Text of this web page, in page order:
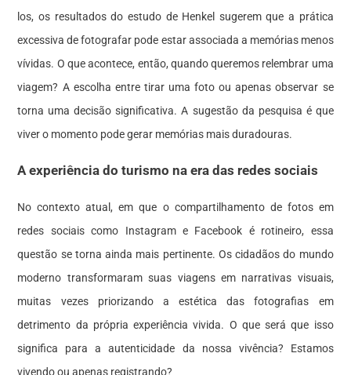
los, os resultados do estudo de Henkel sugerem que a prática
excessiva de fotografar pode estar associada a memórias menos
vívidas. O que acontece, então, quando queremos relembrar uma
viagem? A escolha entre tirar uma foto ou apenas observar se
torna uma decisão significativa. A sugestão da pesquisa é que
viver o momento pode gerar memórias mais duradouras.
A experiência do turismo na era das redes sociais
No contexto atual, em que o compartilhamento de fotos em
redes sociais como Instagram e Facebook é rotineiro, essa
questão se torna ainda mais pertinente. Os cidadãos do mundo
moderno transformaram suas viagens em narrativas visuais,
muitas vezes priorizando a estética das fotografias em
detrimento da própria experiência vivida. O que será que isso
significa para a autenticidade da nossa vivência? Estamos
vivendo ou apenas registrando?